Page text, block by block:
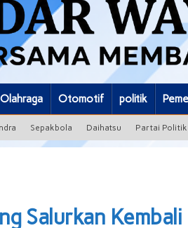
Olahraga Otomotif politik
Sepakbola Daihatsu Partai Politik
Salurkan